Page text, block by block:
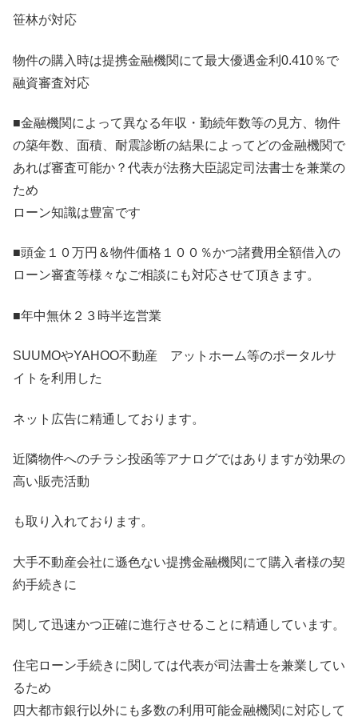
笹林が対応
物件の購入時は提携金融機関にて最大優遇金利0.410％で
融資審査対応
■金融機関によって異なる年収・勤続年数等の見方、物件
の築年数、面積、耐震診断の結果によってどの金融機関で
あれば審査可能か？代表が法務大臣認定司法書士を兼業の
ため
ローン知識は豊富です
■頭金１０万円＆物件価格１００％かつ諸費用全額借入の
ローン審査等様々なご相談にも対応させて頂きます。
■年中無休２３時半迄営業
SUUMOやYAHOO不動産 アットホーム等のポータルサ
イトを利用した
ネット広告に精通しております。
近隣物件へのチラシ投函等アナログではありますが効果の
高い販売活動
も取り入れております。
大手不動産会社に遜色ない提携金融機関にて購入者様の契
約手続きに
関して迅速かつ正確に進行させることに精通しています。
住宅ローン手続きに関しては代表が司法書士を兼業してい
るため
四大都市銀行以外にも多数の利用可能金融機関に対応して